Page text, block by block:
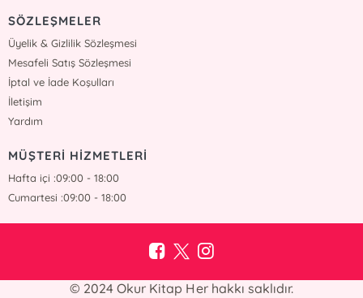
SÖZLEŞMELER
Üyelik & Gizlilik Sözleşmesi
Mesafeli Satış Sözleşmesi
İptal ve İade Koşulları
İletişim
Yardım
MÜŞTERİ HİZMETLERİ
Hafta içi :09:00 - 18:00
Cumartesi :09:00 - 18:00
© 2024 Okur Kitap Her hakkı saklıdır.